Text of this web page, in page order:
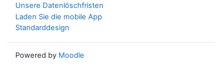
Unsere Datenlöschfristen
Laden Sie die mobile App
Standarddesign
Powered by Moodle